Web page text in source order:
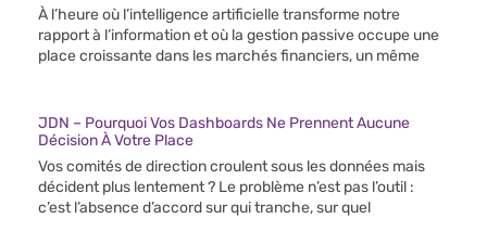
À l’heure où l’intelligence artificielle transforme notre
rapport à l’information et où la gestion passive occupe une
place croissante dans les marchés financiers, un même
JDN – Pourquoi Vos Dashboards Ne Prennent Aucune
Décision À Votre Place
Vos comités de direction croulent sous les données mais
décident plus lentement ? Le problème n’est pas l’outil :
c’est l’absence d’accord sur qui tranche, sur quel